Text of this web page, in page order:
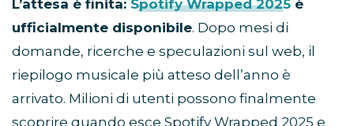
L’attesa è finita: Spotify Wrapped 2025 è
ufficialmente disponibile. Dopo mesi di
domande, ricerche e speculazioni sul web, il
riepilogo musicale più atteso dell’anno è
arrivato. Milioni di utenti possono finalmente
scoprire quando esce Spotify Wrapped 2025 e